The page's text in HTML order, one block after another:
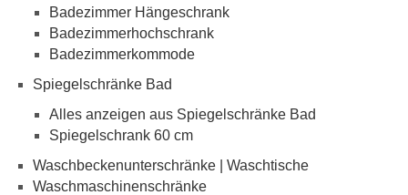
Badezimmer Hängeschrank
Badezimmerhochschrank
Badezimmerkommode
Spiegelschränke Bad
Alles anzeigen aus Spiegelschränke Bad
Spiegelschrank 60 cm
Waschbeckenunterschränke | Waschtische
Waschmaschinenschränke